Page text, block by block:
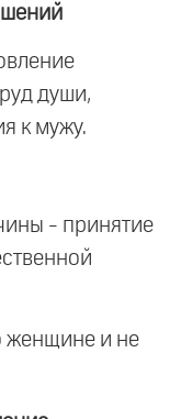
души,
к мужу.
- принятие
женщине и не